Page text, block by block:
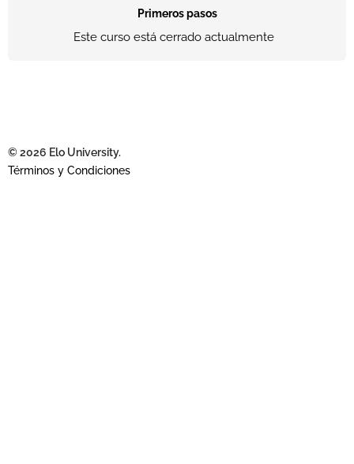
Primeros pasos
Este curso está cerrado actualmente
© 2026 Elo University.
Términos y Condiciones